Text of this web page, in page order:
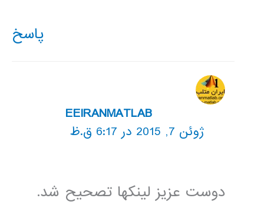
پاسخ
EEIRANMATLAB
ژوئن 7, 2015 در 6:17 ق.ظ
دوست عزیز لینکها تصحیح شد.